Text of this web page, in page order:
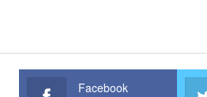
Facebook